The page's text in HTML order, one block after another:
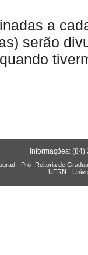
a
serão
Informações:
- Pró- Reitoria de
UFRN -